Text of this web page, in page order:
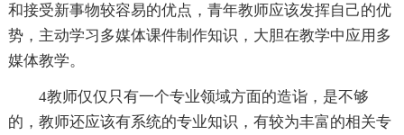
和接受新事物较容易的优点，青年教师应该发挥自己的优
势，主动学习多媒体课件制作知识，大胆在教学中应用多
媒体教学。
4教师仅仅只有一个专业领域方面的造诣，是不够
的，教师还应该有系统的专业知识，有较为丰富的相关专